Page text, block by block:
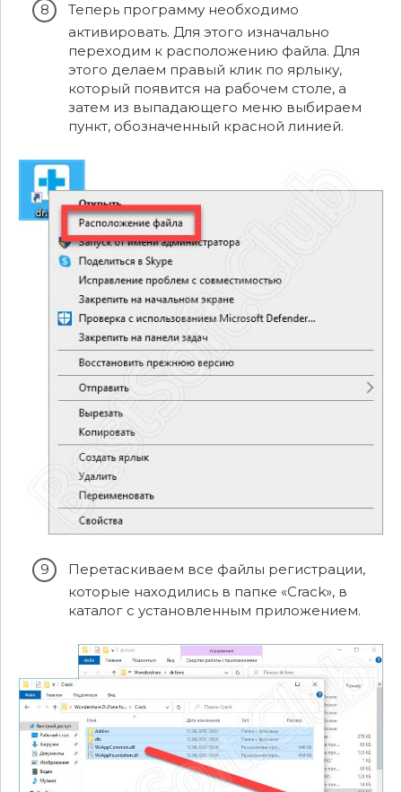
Теперь программу необходимо
активировать. Для этого изначально
переходим к расположению файла. Для
этого делаем правый клик по ярлыку,
который появится на рабочем столе, а
затем из выпадающего меню выбираем
пункт, обозначенный красной линией.
Перетаскиваем все файлы регистрации,
которые находились в папке «Crack», в
каталог с установленным приложением.